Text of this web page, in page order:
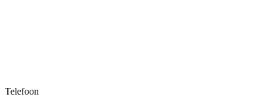
Telefoon